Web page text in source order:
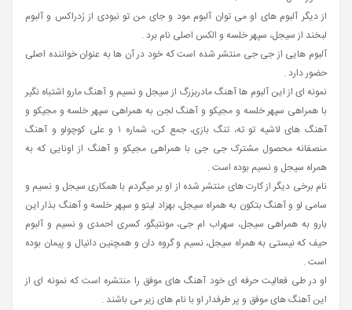
از دیگر آلبوم های او می توان آلبوم مود و جای من تو نبودی از زَدراکس و آلبوم
لبخند از سیجل، سپهر خلسه و الکس اصلی نام برد .
آلبوم هایی از جی جی منتشر شده است که خود در آن ها به عنوان خواننده اصلی
حضور دارد .
نمونه ای از این آلبوم ها آهنگ مادربزرگ از سیجل و نسیم و آهنگ مارو اشتباه نگیر
با همراهی سپهر خلسه و مجیکو و آهنگ لجن به همراهی سپهر خلسه و مجیکو و
آهنگ های لاشیه تو ته، تنگ بازی، جمع کن، شماره ۱ و علی کوچولو و آهنگ
منصفانه محصول مشترک جی جی با همراهی مجیکو و آهنگ از اونایی که به
همراه سیجل و نسیم بوده است .
نام برخی دیگر از کارت های منتشر شده از او بر میگردم با همکاری سیجل و نسیم و
سامی لو و آهنگ بتکون به همراه سیجل، بهزاد لیتو و سپهر خلسه و آهنگ بذار این
بارو به همراهی سیجل، سهراب ام جی، مونتیگو، کسری احمدی و نسیم و آلبوم
حیف که نیستی به همراه سیجل، نسیم و گروه دان و همچنین دانیال و پیمان بوده
است .
او در طی فعالیت حرفه‌ ای خود آهنگ های موفق را منتشره است که نمونه ای از
این آهنگ های موفق و پر طرفدار او با نام های زیر می باشند .